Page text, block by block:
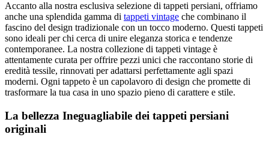
Accanto alla nostra esclusiva selezione di tappeti persiani, offriamo
anche una splendida gamma di tappeti vintage che combinano il
fascino del design tradizionale con un tocco moderno. Questi tappeti
sono ideali per chi cerca di unire eleganza storica e tendenze
contemporanee. La nostra collezione di tappeti vintage è
attentamente curata per offrire pezzi unici che raccontano storie di
eredità tessile, rinnovati per adattarsi perfettamente agli spazi
moderni. Ogni tappeto è un capolavoro di design che promette di
trasformare la tua casa in uno spazio pieno di carattere e stile.
La bellezza Ineguagliabile dei tappeti persiani
originali